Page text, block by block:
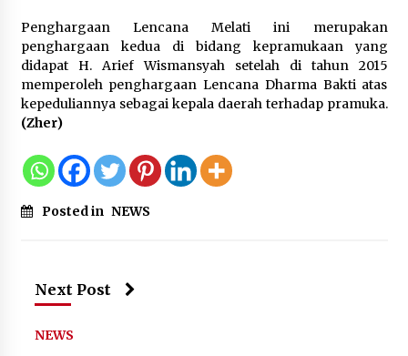
8 Agustus 2026
DPD Partai Gerakan Rakyat Kota
8 Agustus 2026
Penghargaan Lencana Melati ini merupakan
penghargaan kedua di bidang kepramukaan yang
didapat H. Arief Wismansyah setelah di tahun 2015
memperoleh penghargaan Lencana Dharma Bakti atas
kepeduliannya sebagai kepala daerah terhadap pramuka.
(Zher)
Posted in NEWS
Next Post
NEWS